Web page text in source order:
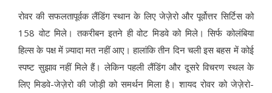
रोवर की सफलतापूर्वक लैंडिंग स्थान के लिए जेज़ेरो और पूर्वोत्तर सिर्टिस को
158 वोट मिले। तकरीबन इतने ही वोट मिडवे को मिले। सिर्फ कोलंबिया
हिल्स के पक्ष में ज़्यादा मत नहीं आए। हालांकि तीन दिन चली इस बहस में कोई
स्पष्ट सुझाव नहीं मिले हैं। लेकिन पहली लैंडिंग और दूसरे विचरण स्थल के
लिए मिडवे-जेज़ेरो की जोड़ी को समर्थन मिला है। शायद रोवर को जेज़ेरो-